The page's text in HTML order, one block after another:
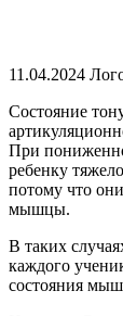
11.04.2024
Состояние
При
ребенку
потому что
мышцы.
В таких
каждого
состояния